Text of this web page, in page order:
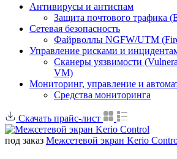
Антивирусы и антиспам
Защита почтового трафика
Сетевая безопасность
Файрволлы NGFW/UTM
Управление рисками и
Сканеры уязвимости
VM)
Мониторинг, управление и
Средства мониторинга
Скачать прайс-лист
под заказ Межсетевой экран Kerio